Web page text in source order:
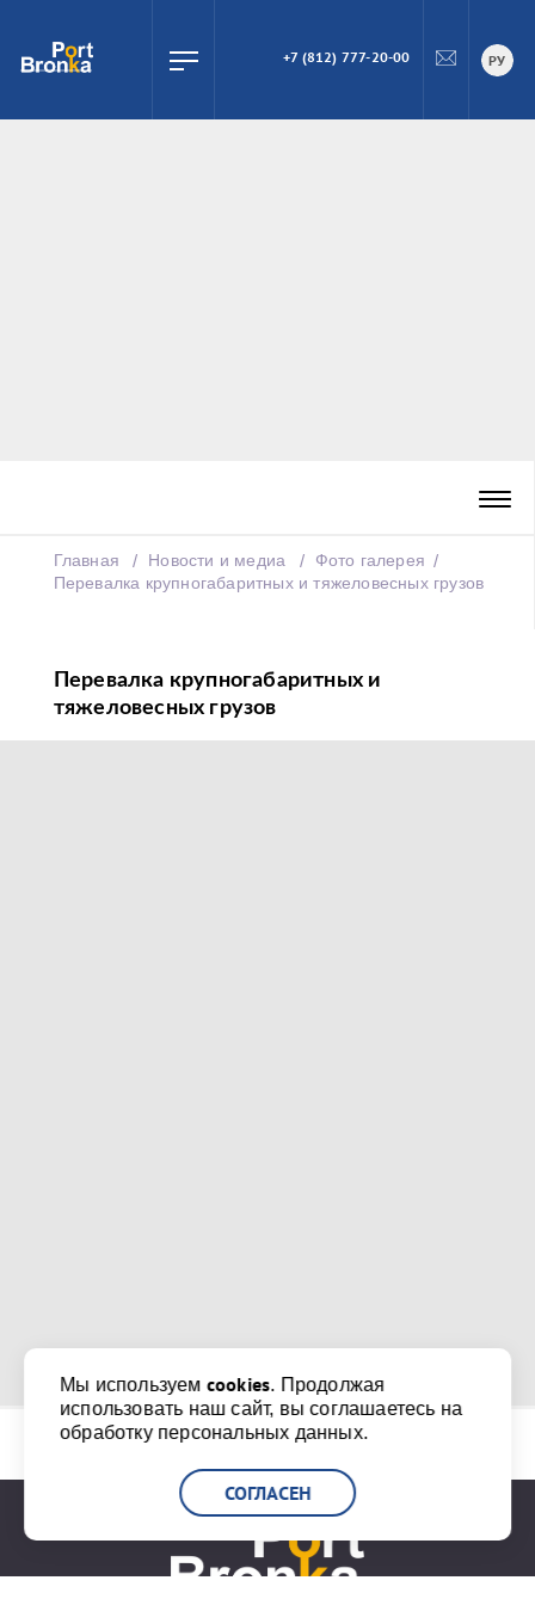
ПОИСК
+7 (812) 777-20-00 РУ
Главная Новости и медиа
Фото галерея
Перевалка крупногабаритных и тяжеловесных грузов
Перевалка крупногабаритных и
тяжеловесных грузов
Мы используем cookies. Продолжая
использовать наш сайт, вы соглашаетесь на
обработку персональных данных.
СОГЛАСЕН